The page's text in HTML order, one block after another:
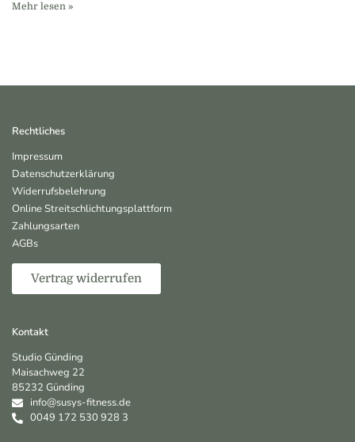
Mehr lesen »
Rechtliches
Impressum
Datenschutzerklärung
Widerrufsbelehrung
Online Streitschlichtungsplattform
Zahlungsarten
AGBs
Vertrag widerrufen
Kontakt
Studio Günding
Maisachweg 22
85232 Günding
info@susys-fitness.de
0049 172 530 928 3